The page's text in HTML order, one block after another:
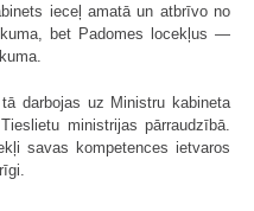
ieceļ amatā un atbrīvo no
bet Padomes locekļus —
darbojas uz Ministru kabineta
ministrijas pārraudzībā.
savas kompetences ietvaros